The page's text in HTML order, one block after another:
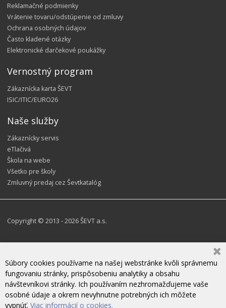
Reklamačné podmienky
Vrátenie tovaru/odstúpenie od zmluvy
Ochrana osobných údajov
Často kladené otázky
Elektronické darčekové poukážky
Vernostný program
Zákaznícka karta ŠEVT
ISIC/ITIC/EURO26
Naše služby
Zákaznícky servis
eTlačivá
Škola na webe
Všetko pre školy
Zmluvný predaj cez Ševtkatalóg
Copyright © 2013 - 2026 ŠEVT a.s.
Súbory cookies používame na našej webstránke kvôli správnemu
fungovaniu stránky, prispôsobeniu analytiky a obsahu
návštevníkovi stránky. Ich používaním nezhromažďujeme vaše
osobné údaje a okrem nevyhnutne potrebných ich môžete
vypnúť. Viac informácií o cookies.